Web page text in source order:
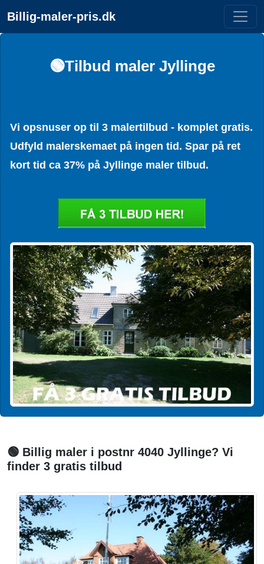
Billig-maler-pris.dk
🟢Tilbud maler Jyllinge
Vi opsnuser op til 3 malertilbud - komplet gratis.
Udfyld malerskemaet på ingen tid. Spar på ret
kort tid ca 37% på Jyllinge maler tilbud.
🟢 Billig maler i postnr 4040 Jyllinge? Vi
finder 3 gratis tilbud